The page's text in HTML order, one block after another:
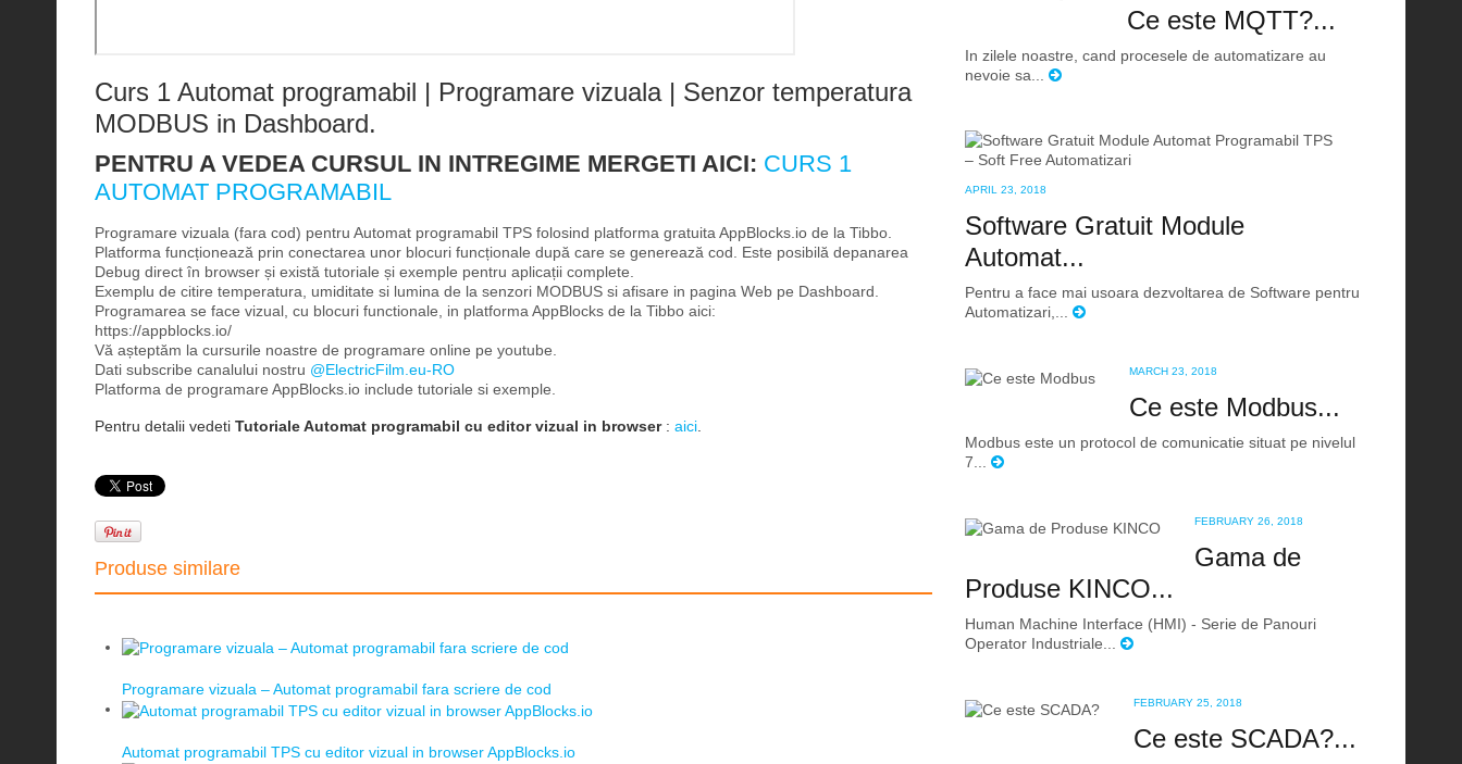
Curs 1 Automat programabil | Programare vizuala | Senzor temperatura
MODBUS in Dashboard.
PENTRU A VEDEA CURSUL IN INTREGIME MERGETI AICI: CURS 1
AUTOMAT PROGRAMABIL
Programare vizuala (fara cod) pentru Automat programabil TPS folosind platforma gratuita AppBlocks.io de la Tibbo.
Platforma funcționează prin conectarea unor blocuri funcționale după care se generează cod. Este posibilă depanarea
Debug direct în browser și există tutoriale și exemple pentru aplicații complete.
Exemplu de citire temperatura, umiditate si lumina de la senzori MODBUS si afisare in pagina Web pe Dashboard.
Programarea se face vizual, cu blocuri functionale, in platforma AppBlocks de la Tibbo aici:
https://appblocks.io/
Vă așteptăm la cursurile noastre de programare online pe youtube.
Dati subscribe canalului nostru @ElectricFilm.eu-RO
Platforma de programare AppBlocks.io include tutoriale si exemple.
Pentru detalii vedeti Tutoriale Automat programabil cu editor vizual in browser: aici
Produse similare
Programare vizuala – Automat programabil fara scriere de cod
Automat programabil TPS cu editor vizual in browser AppBlocks.io
Ce este MQTT?...
In zilele noastre, cand procesele de automatizare au
nevoie sa...
APRIL 23, 2018
Software Gratuit Module
Automat...
Pentru a face mai usoara dezvoltarea de Software pentru
Automatizari,...
MARCH 23, 2018
Ce este Modbus...
Modbus este un protocol de comunicatie situat pe nivelul
7...
FEBRUARY 26, 2018
Gama de
Produse KINCO...
Human Machine Interface (HMI) - Serie de Panouri
Operator Industriale...
FEBRUARY 25, 2018
Ce este SCADA?...